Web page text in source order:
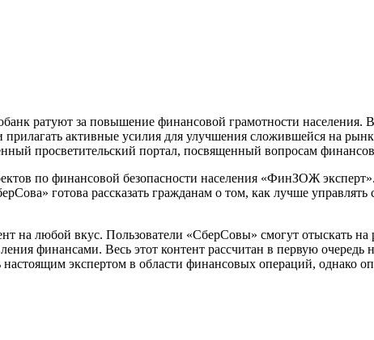
ратуют за повышение финансовой грамотности
активные усилия для улучшения сложившейся на
просветительский портал, посвященный вопросам
по финансовой безопасности населения «ФинЗОЖ
готова рассказать гражданам о том, как лучше
на любой вкус. Пользователи «СберСовы» смогут отыскать
финансами. Весь этот контент рассчитан в первую
экспертом в области финансовых операций, однако